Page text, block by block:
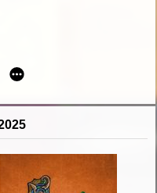
Witosa od